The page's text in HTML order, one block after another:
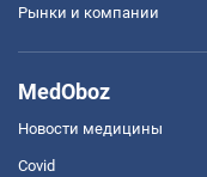
Рынки и компании
MedOboz
Новости медицины
Covid